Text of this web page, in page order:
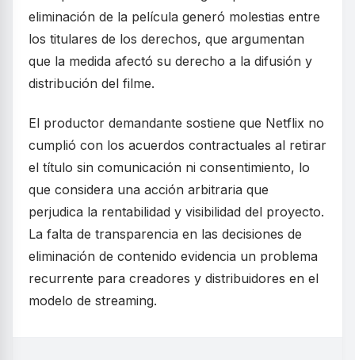
eliminación de la película generó molestias entre
los titulares de los derechos, que argumentan
que la medida afectó su derecho a la difusión y
distribución del filme.
El productor demandante sostiene que Netflix no
cumplió con los acuerdos contractuales al retirar
el título sin comunicación ni consentimiento, lo
que considera una acción arbitraria que
perjudica la rentabilidad y visibilidad del proyecto.
La falta de transparencia en las decisiones de
eliminación de contenido evidencia un problema
recurrente para creadores y distribuidores en el
modelo de streaming.